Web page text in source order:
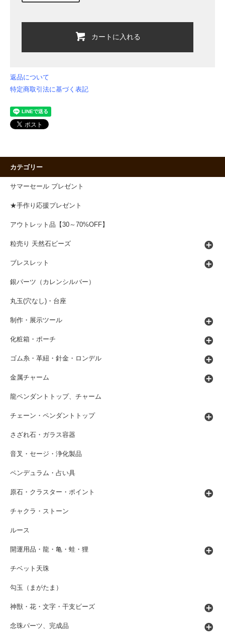
カートに入れる
返品について
特定商取引法に基づく表記
カテゴリー
サマーセール プレゼント
★手作り応援プレゼント
アウトレット品【30～70%OFF】
粒売り 天然石ビーズ
ブレスレット
銀パーツ（カレンシルバー）
丸玉(穴なし)・台座
制作・展示ツール
化粧箱・ポーチ
ゴム糸・革紐・針金・ロンデル
金属チャーム
龍ペンダントトップ、チャーム
チェーン・ペンダントトップ
さざれ石・ガラス容器
音叉・セージ・浄化製品
ペンデュラム・占い具
原石・クラスター・ポイント
チャクラ・ストーン
ルース
開運用品・龍・亀・蛙・狸
チベット天珠
勾玉（まがたま）
神獣・花・文字・干支ビーズ
念珠パーツ、完成品